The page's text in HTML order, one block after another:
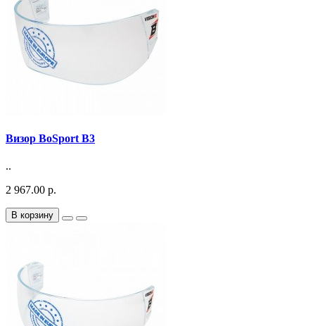
Визор BoSport B3
..
2 967.00 р.
В корзину